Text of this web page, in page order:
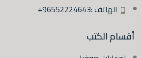
الهاتف :96552224643+
أقسام الكتب